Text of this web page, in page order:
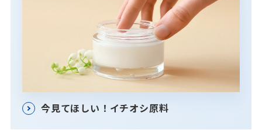
今見てほしい！イチオシ原料